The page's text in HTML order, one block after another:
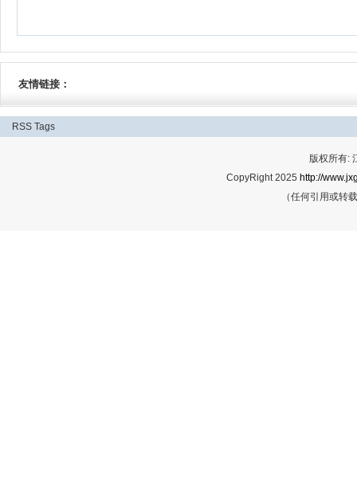
友情链接：
RSS Tags
版权所有:
CopyRight 2025 http://
（任何引用或转